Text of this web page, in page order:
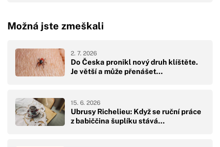
Možná jste zmeškali
Do Česka pronikl nový druh klíštěte.
Je větší a může přenášet…
2. 7. 2026
Ubrusy Richelieu: Když se ruční práce
z babiččina šuplíku stává…
15. 6. 2026